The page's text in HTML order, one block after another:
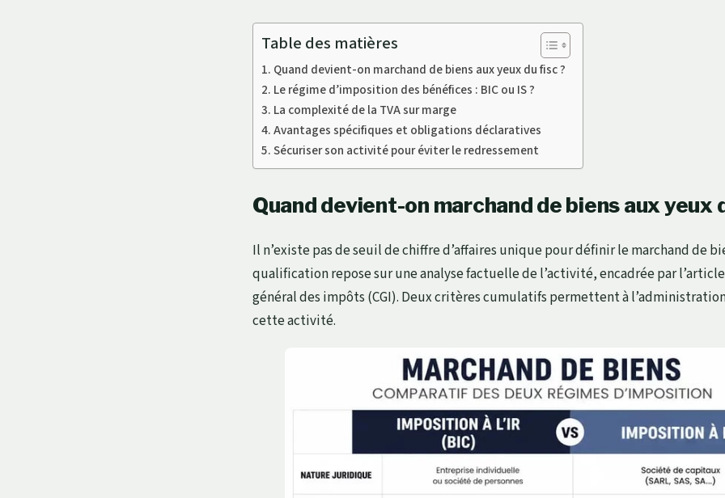
Table des matières
Quand devient-on marchand de biens aux yeux du fisc ?
Le régime d’imposition des bénéfices : BIC ou IS ?
La complexité de la TVA sur marge
Avantages spécifiques et obligations déclaratives
Sécuriser son activité pour éviter le redressement
Quand devient-on marchand de biens aux yeux
Il n’existe pas de seuil de chiffre d’affaires unique pour définir le marchand de
qualification repose sur une analyse factuelle de l’activité, encadrée par l’article
général des impôts (CGI). Deux critères cumulatifs permettent à
cette activité.